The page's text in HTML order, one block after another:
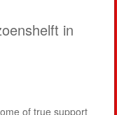
in
of true support